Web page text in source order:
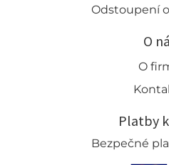
Odstoupení
O
O
Platby
Bezpečné